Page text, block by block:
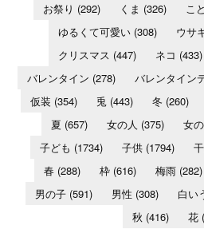
お祭り (292) くま (326) こ
ゆるくて可愛い(308) ウサ
クリスマス (447) ネコ (433)
バレンタイン (278) バレンタイン
仮装 (354) 兎 (443) 冬 (260)
夏 (657) 女の人 (375) 女
子ども (1734) 子供 (1794)
春(288) 枠(616) 梅雨(282)
男の子 (591) 男性 (308) 白い
秋 (416) 花